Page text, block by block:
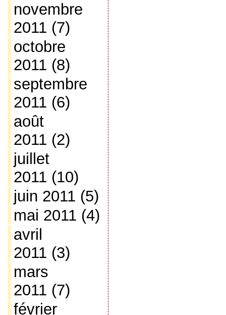
novembre
2011 (7)
octobre
2011 (8)
septembre
2011 (6)
août
2011 (2)
juillet
2011 (10)
juin 2011 (5)
mai 2011 (4)
avril
2011 (3)
mars
2011 (7)
février